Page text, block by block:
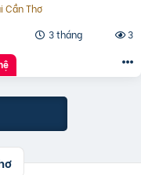
Cần Thơ
3 tháng
3